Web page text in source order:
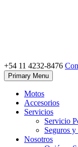
Motoshop Ezeiza
Motos y Accesorios
+54 11 4232-8476
Primary Menu
Motos
Accesorios
Servicios
Servicio
Seguros y
Nosotros